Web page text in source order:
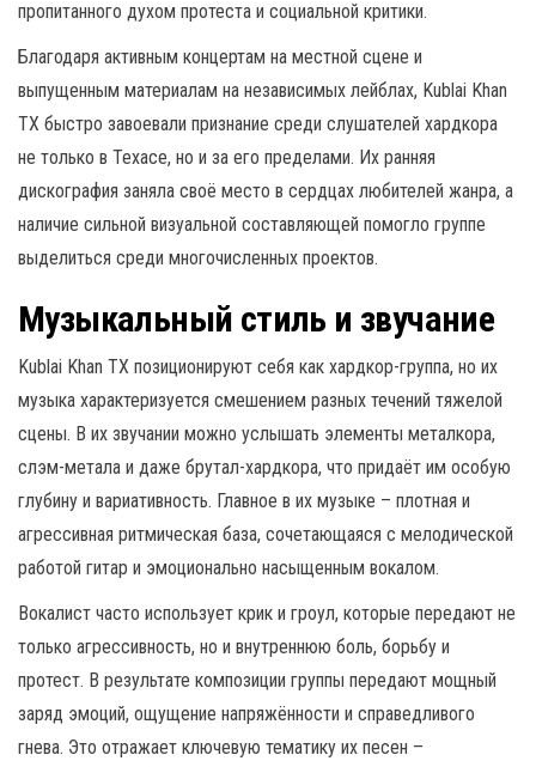
пропитанного духом протеста и социальной критики.
Благодаря активным концертам на местной сцене и
выпущенным материалам на независимых лейблах, Kublai Khan
TX быстро завоевали признание среди слушателей хардкора
не только в Техасе, но и за его пределами. Их ранняя
дискография заняла своё место в сердцах любителей жанра, а
наличие сильной визуальной составляющей помогло группе
выделиться среди многочисленных проектов.
Музыкальный стиль и звучание
Kublai Khan TX позиционируют себя как хардкор-группа, но их
музыка характеризуется смешением разных течений тяжелой
сцены. В их звучании можно услышать элементы металкора,
слэм-метала и даже брутал-хардкора, что придаёт им особую
глубину и вариативность. Главное в их музыке – плотная и
агрессивная ритмическая база, сочетающаяся с мелодической
работой гитар и эмоционально насыщенным вокалом.
Вокалист часто использует крик и гроул, которые передают не
только агрессивность, но и внутреннюю боль, борьбу и
протест. В результате композиции группы передают мощный
заряд эмоций, ощущение напряжённости и справедливого
гнева. Это отражает ключевую тематику их песен –